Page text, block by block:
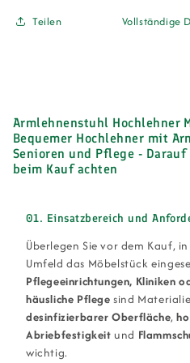
500ml
Geschenkset,
PFC-
frei
&amp;
abbaubar
500ml
PFC-
frei
&amp;
abbaubar
Teilen Vollständige
Armlehnenstuhl Hochlehner
Bequemer Hochlehner mit
Senioren und Pflege -
beim Kauf achten
01. Einsatzbereich und
Überlegen Sie vor dem Kauf,
Umfeld das Möbelstück
Pflegeeinrichtungen, Kliniken
häusliche Pflegesind
desinfizierbarer Oberfläche,
Abriebfestigkeit und
wichtig.